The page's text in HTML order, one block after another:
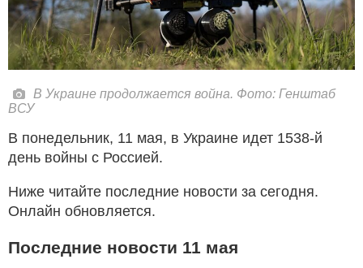
В Украине продолжается война. Фото: Генштаб
ВСУ
В понедельник, 11 мая, в Украине идет 1538-й
день войны с Россией.
Ниже читайте последние новости за сегодня.
Онлайн обновляется.
Последние новости 11 мая